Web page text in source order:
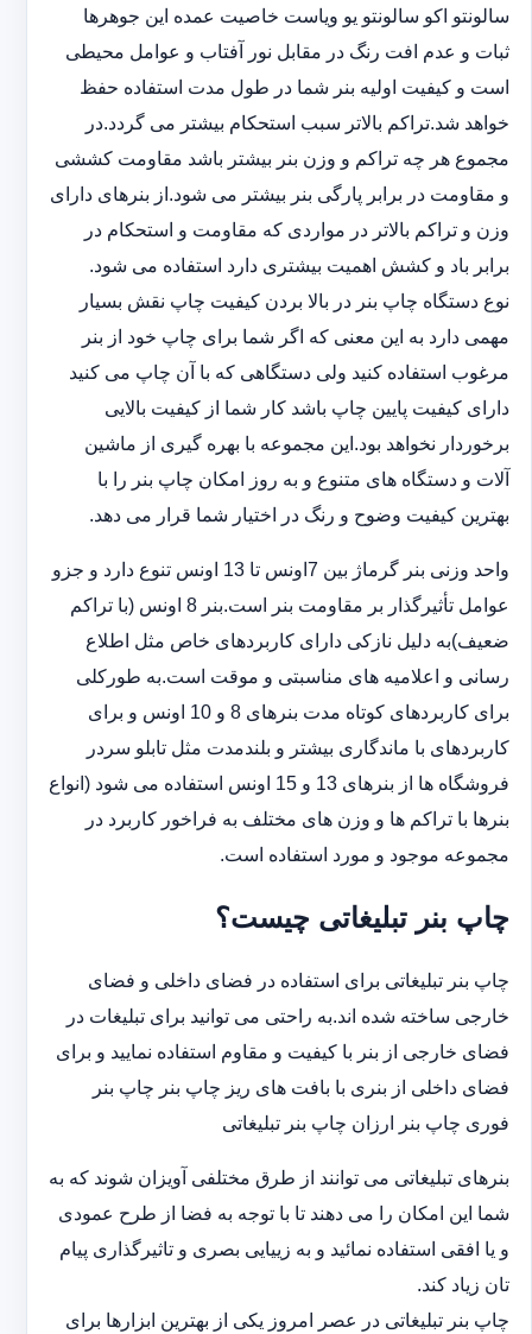
سالونت‎و ‎‏اکو سالونت‎‎‏و یو وی‎‏است خاصیت عمده این ‏جوهرها
ثبات و عدم افت رنگ در مقابل نور آفتاب و عوامل محیطی
است و کیفیت اولیه بنر شما در طول مدت استفاده حفظ
خواهد شد.‎تراکم بالاتر سبب استحکام بیشتر می گردد.در
مجموع هر چه تراکم و وزن بنر بیشتر باشد مقاومت کششی
و مقاومت در ‏برابر پارگی بنر بیشتر می شود.از بنرهای دارای
وزن و تراکم بالاتر در مواردی که مقاومت و استحکام در
برابر باد و ‏کشش اهمیت بیشتری دارد استفاده می شود‎.‎
نوع دستگاه چاپ بنر در بالا بردن کیفیت چاپ نقش بسیار
مهمی دارد به این معنی که اگر شما برای چاپ خود از بنر
‏مرغوب استفاده کنید ولی دستگاهی که با آن چاپ می کنید
دارای کیفیت پایین چاپ باشد کار شما از کیفیت بالایی
برخوردار ‏نخواهد بود.این مجموعه با بهره گیری از ماشین
آلات و دستگاه های متنوع و به روز امکان چاپ بنر را با
بهترین کیفیت ‏وضوح و رنگ در اختیار شما قرار می دهد.‏‎
واحد وزنی بنر گرماژ بین ‏‎7‎‏اونس تا 13 اونس تنوع دارد و جزو
عوامل تأثیرگذار بر مقاومت بنر است.بنر 8 اونس (با ‏تراکم
ضعیف)به دلیل نازکی دارای کاربردهای خاص مثل اطلاع
رسانی و اعلامیه های مناسبتی و موقت است.به طورکلی
‏برای کاربردهای کوتاه مدت بنرهای 8 و 10 اونس و برای
کاربردهای با ماندگاری بیشتر و بلندمدت مثل تابلو سردر
‏فروشگاه ها از بنرهای 13 و 15 اونس استفاده می شود (انواع
بنرها با تراکم ها و وزن های مختلف به فراخور کاربرد در
‏مجموعه موجود و مورد استفاده است.
چاپ بنر تبلیغاتی چیست؟
چاپ بنر تبلیغاتی برای استفاده در فضای داخلی و فضای
خارجی ساخته شده اند.به راحتی می توانید برای تبلیغات در
فضای خارجی از بنر با کیفیت و مقاوم استفاده نمایید و برای
فضای داخلی از بنری با بافت های ریز چاپ بنر چاپ بنر
فوری چاپ بنر ارزان چاپ بنر تبلیغاتی
بنرهای تبلیغاتی می توانند از طرق مختلفی آویزان شوند که به
شما این امکان را می دهند تا با توجه به فضا از طرح عمودی
و یا افقی استفاده نمائید و به زییایی بصری و تاثیرگذاری پیام
تان زیاد کند.
چاپ بنر تبلیغاتی در عصر امروز یکی از بهترین ابزارها برای